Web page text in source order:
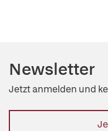
Newsletter
Jetzt anmelden und